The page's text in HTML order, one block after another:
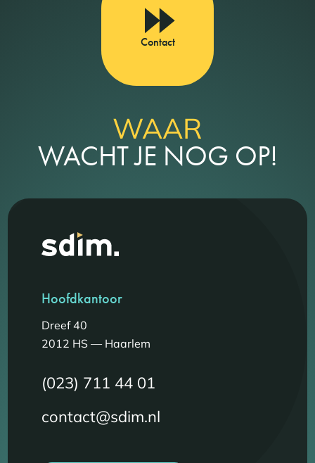
Contact
WAAR
WACHT JE NOG OP!
Hoofdkantoor
Dreef 40
2012 HS — Haarlem
(023) 711 44 01
contact@sdim.nl